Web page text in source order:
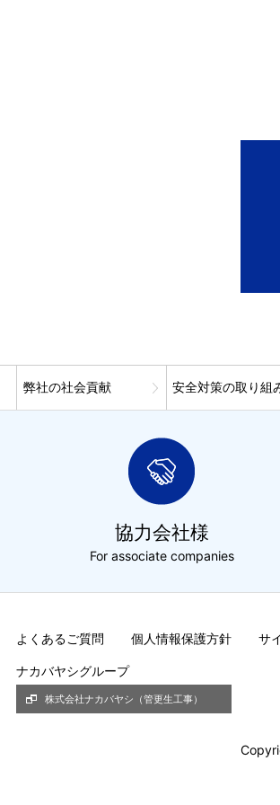
弊社の社会貢献 安全対策の取り組
協力会社様
For associate companies
よくあるご質問 個人情報保護方針 サ
ナカバヤシグループ
株式会社ナカバヤシ（管更生工事）